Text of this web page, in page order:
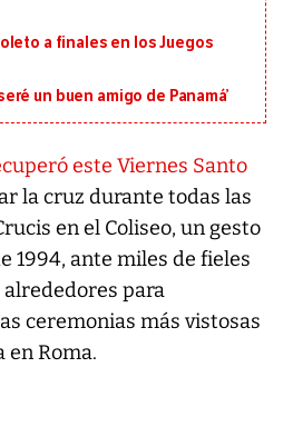
a finales en los Juegos
un buen amigo de Panamá’
este Viernes Santo
la cruz durante todas las
en el Coliseo, un gesto
1994, ante miles de fieles
alrededores para
ceremonias más vistosas
en Roma.